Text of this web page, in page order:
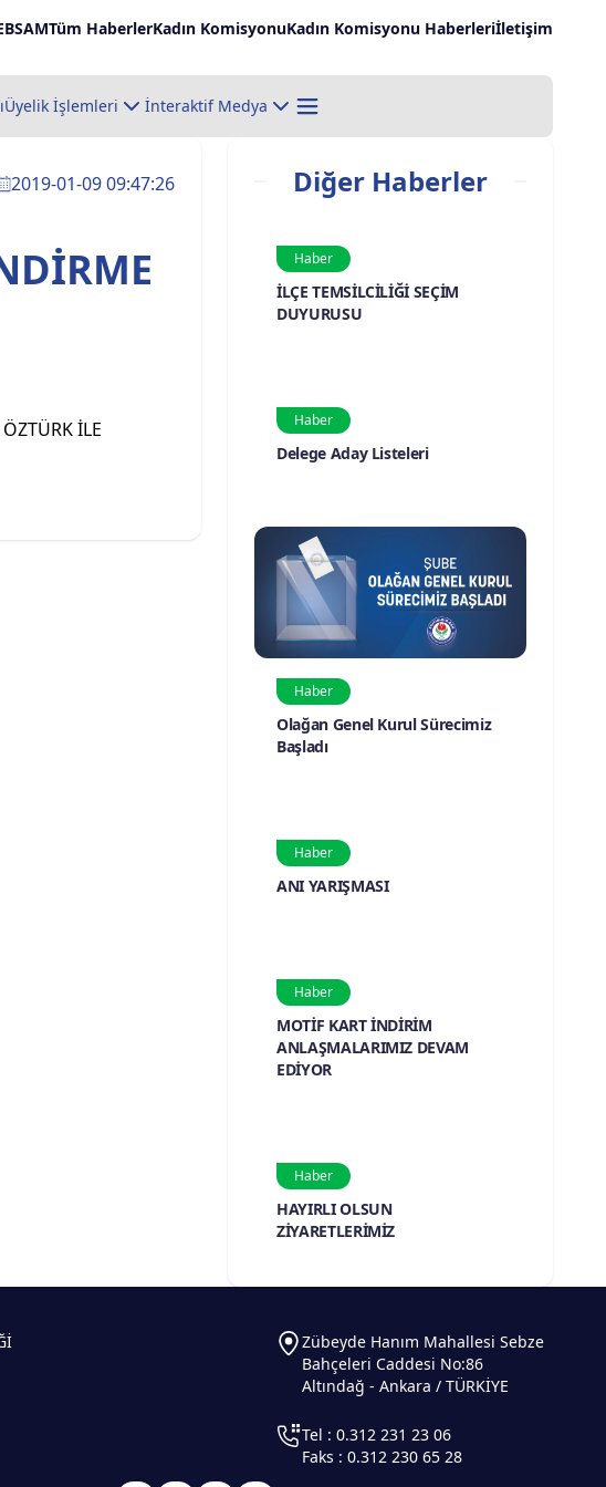
Tüm HaberlerKadın KomisyonuKadın Komisyonu Haberleriİletişim
Üyelik İşlemleri İnteraktif Medya
2019-01-09 09:47:26
İLE
Diğer Haberler
Haber
İLÇE TEMSİLCİLİĞİ SEÇİM
DUYURUSU
Haber
Delege Aday Listeleri
Haber
Olağan Genel Kurul Sürecimiz
Başladı
Haber
ANI YARIŞMASI
Haber
MOTİF KART İNDİRİM
ANLAŞMALARIMIZ DEVAM
EDİYOR
Haber
HAYIRLI OLSUN
ZİYARETLERİMİZ
Zübeyde Hanım Mahallesi Sebze
Bahçeleri Caddesi No:86
Altındağ - Ankara / TÜRKİYE
Tel : 0.312 231 23 06
Faks : 0.312 230 65 28